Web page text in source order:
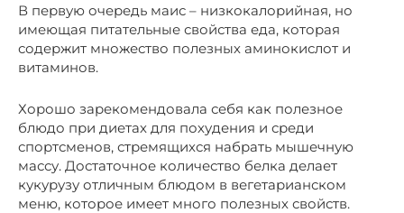
В первую очередь маис – низкокалорийная, но
имеющая питательные свойства еда, которая
содержит множество полезных аминокислот и
витаминов.
Хорошо зарекомендовала себя как полезное
блюдо при диетах для похудения и среди
спортсменов, стремящихся набрать мышечную
массу. Достаточное количество белка делает
кукурузу отличным блюдом в вегетарианском
меню, которое имеет много полезных свойств.